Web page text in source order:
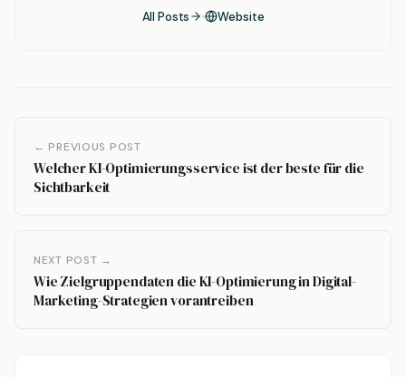
All Posts Website
← PREVIOUS POST
Welcher KI-Optimierungsservice ist der beste für die
Sichtbarkeit
NEXT POST →
Wie Zielgruppendaten die KI-Optimierung in Digital-
Marketing-Strategien vorantreiben